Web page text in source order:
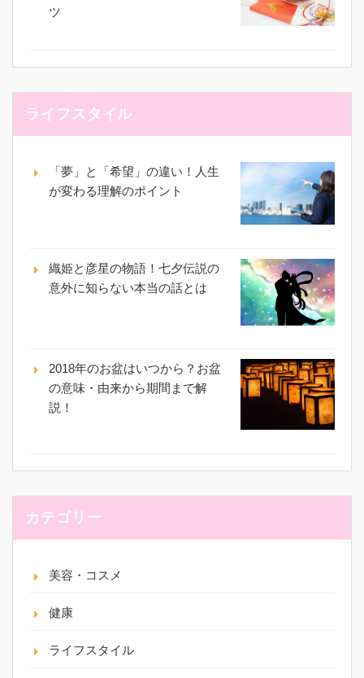
ツ
ライフスタイル
「夢」と「希望」の違い！人生
が変わる理解のポイント
織姫と彦星の物語！七夕伝説の
意外に知らない本当の話とは
2018年のお盆はいつから？お盆
の意味・由来から期間まで解
説！
カテゴリー
美容・コスメ
健康
ライフスタイル